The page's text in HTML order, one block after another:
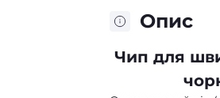
Опис
Чип для